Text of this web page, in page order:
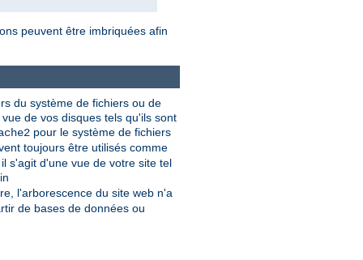
peuvent être imbriquées afin
du système de fichiers ou de
de vos disques tels qu'ils sont
pour le système de fichiers
toujours être utilisés comme
s'agit d'une vue de votre site tel
l'arborescence du site web n'a
de bases de données ou